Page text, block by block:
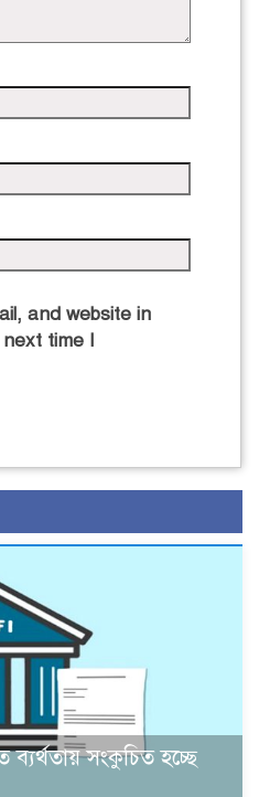
and website in
time I
সংকুচিত হচ্ছে